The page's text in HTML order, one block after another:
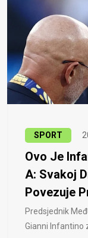
SPORT
Ovo Je
A: Svakoj
Povezuje
Predsjednik
Gianni Infantino